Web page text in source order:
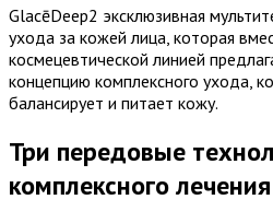
GlacēDeep2 эксклюзивная
ухода за кожей лица, которая
космецевтической линией
концепцию комплексного ухода,
балансирует и питает кожу.
Три передовые
комплексного лечения